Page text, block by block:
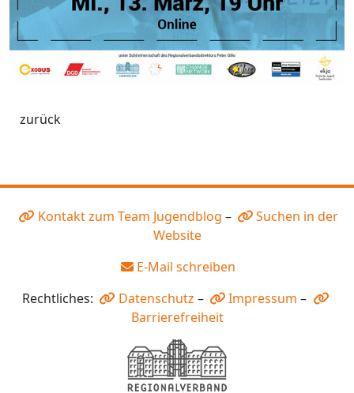
zurück
Kontakt zum Team Jugendblog –
Suchen in der
Website
E-Mail schreiben
Rechtliches:
Datenschutz – Impressum –
Barrierefreiheit